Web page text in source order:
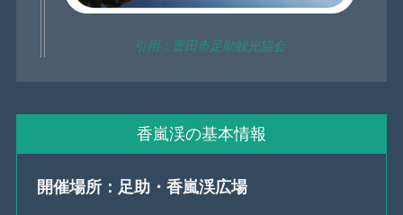
引用：豊田市足助観光協会
香嵐渓の基本情報
開催場所：足助・香嵐渓広場